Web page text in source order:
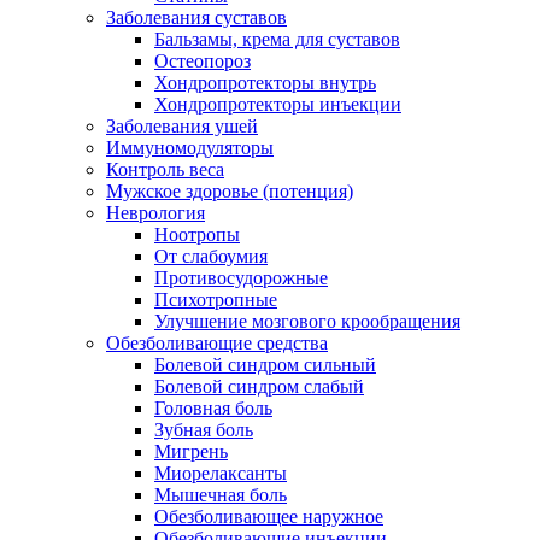
Заболевания суставов
Бальзамы, крема для суставов
Остеопороз
Хондропротекторы внутрь
Хондропротекторы инъекции
Заболевания ушей
Иммуномодуляторы
Контроль веса
Мужское здоровье (потенция)
Неврология
Ноотропы
От слабоумия
Противосудорожные
Психотропные
Улучшение мозгового крообращения
Обезболивающие средства
Болевой синдром сильный
Болевой синдром слабый
Головная боль
Зубная боль
Мигрень
Миорелаксанты
Мышечная боль
Обезболивающее наружное